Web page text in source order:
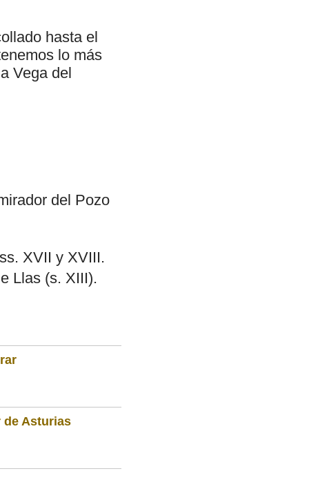
hasta el
lo más
Vega del
del Pozo
XVII y XVIII.
Llas (s. XIII).
de Asturias